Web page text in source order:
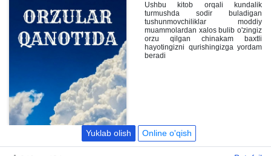
Ushbu kitob orqali kundalik
turmushda sodir buladigan
tushunmovchiliklar moddiy
muammolardan xalos bulib o'zingiz
orzu qilgan chinakam baxtli
hayotingizni qurishingizga yordam
beradi
Yuklab olish Online o'qish